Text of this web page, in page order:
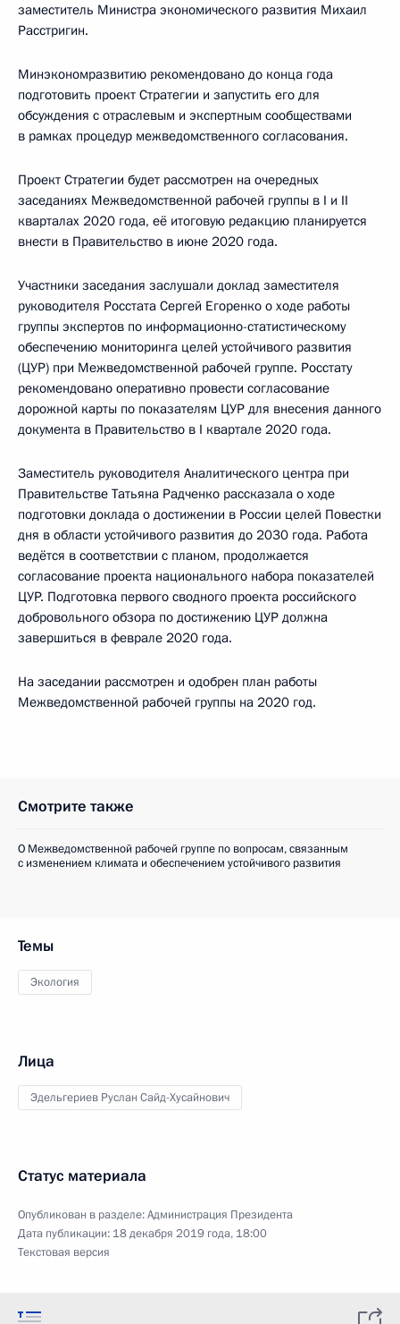
заместитель Министра экономического развития Михаил
Расстригин.
Минэкономразвитию рекомендовано до конца года
подготовить проект Стратегии и запустить его для
обсуждения с отраслевым и экспертным сообществами
в рамках процедур межведомственного согласования.
Проект Стратегии будет рассмотрен на очередных
заседаниях Межведомственной рабочей группы в I и II
кварталах 2020 года, её итоговую редакцию планируется
внести в Правительство в июне 2020 года.
Участники заседания заслушали доклад заместителя
руководителя Росстата Сергей Егоренко о ходе работы
группы экспертов по информационно-статистическому
обеспечению мониторинга целей устойчивого развития
(ЦУР) при Межведомственной рабочей группе. Росстату
рекомендовано оперативно провести согласование
дорожной карты по показателям ЦУР для внесения данного
документа в Правительство в I квартале 2020 года.
Заместитель руководителя Аналитического центра при
Правительстве Татьяна Радченко рассказала о ходе
подготовки доклада о достижении в России целей Повестки
дня в области устойчивого развития до 2030 года. Работа
ведётся в соответствии с планом, продолжается
согласование проекта национального набора показателей
ЦУР. Подготовка первого сводного проекта российского
добровольного обзора по достижению ЦУР должна
завершиться в феврале 2020 года.
На заседании рассмотрен и одобрен план работы
Межведомственной рабочей группы на 2020 год.
Смотрите также
О Межведомственной рабочей группе по вопросам, связанным
с изменением климата и обеспечением устойчивого развития
Темы
Экология
Лица
Эдельгериев Руслан Сайд-Хусайнович
Статус материала
Опубликован в разделе:Администрация Президента
Дата публикации: 18 декабря 2019 года, 18:00
Текстовая версия